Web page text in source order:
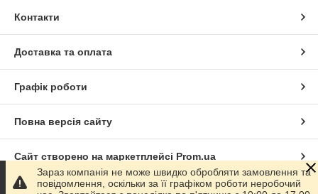
Контакти
Доставка та оплата
Графік роботи
Повна версія сайту
Сайт створено на маркетплейсі Prom.ua
Політика конфіденційності
Зараз компанія не може швидко обробляти замовлення та
повідомлення, оскільки за її графіком роботи неробочий